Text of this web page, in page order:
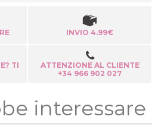
INVIO 4.99€
TI
ATTENZIONE AL CLIENTE
+34 966 902 027
interessare